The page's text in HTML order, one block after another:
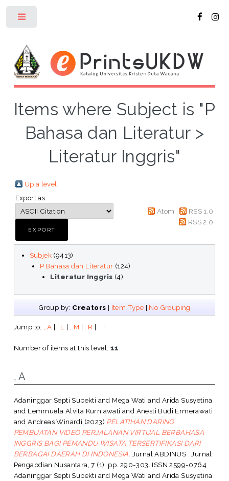
Items where Subject is "P
Bahasa dan Literatur >
Literatur Inggris"
Up a level
Export as
Atom
RSS 1.0
RSS 2.0
Subjek (9413)
P Bahasa dan Literatur (124)
Literatur Inggris (4)
Group by: Creators | Item Type | No Grouping
Jump to: , A | , L | , M | , R | , T
Number of items at this level:11
, A
Adaninggar Septi Subekti and Mega Wati and Arida Susyetina
and Lemmuela Alvita Kurniawati and Anesti Budi Ermerawati
andAndreas Winardi (2023) PELATIHAN DARING
PEMBUATAN VIDEO PERJALANAN VIRTUAL BERBAHASA
INGGRIS BAGI PEMANDU WISATA TERSERTIFIKASI DARI
BERBAGAI DAERAH DI INDONESIA. Jurnal ABDINUS : Jurnal
Pengabdian Nusantara, 7 (1). pp. 290-303. ISSN 2599-0764
Adaninggar Septi Subekti and Mega Wati and Arida Susyetina